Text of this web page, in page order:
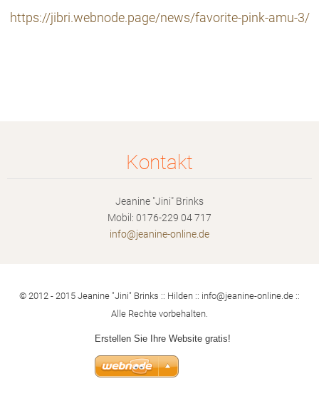
https://jibri.webnode.page/news/favorite-pink-amu-3/
Kontakt
Jeanine "Jini" Brinks
Mobil: 0176-229 04 717
info@jeanine-onl ine.de
© 2012 - 2015 Jeanine "Jini" Brinks :: Hilden :: info@jeanine-online.de ::
Alle Rechte vorbehalten.
Erstellen Sie Ihre Website gratis!